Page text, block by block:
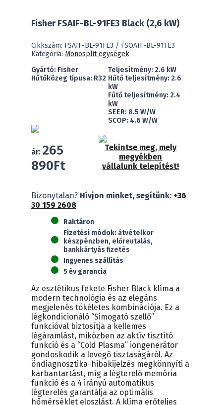
Fisher FSAIF-BL-91FE3 Black (2,6 kW)
Cikkszám: FSAIF-BL-91FE3 / FSOAIF-BL-91FE3
Kategória: Monosplit egységek
Gyártó: Fisher
Hűtőközeg típusa: R32
Teljesítmény: 2.6 kW
Hűtő teljesítmény: 2.6
kW
Fűtő teljesítmény: 2.4
kW
SEER: 8.5 W/W
SCOP: 4.6 W/W
ár: 265
890Ft
FSAIF-
BL-
mennyiség
Tekintse meg, mely
megyékben
vállalunk telepítést!
Bizonytalan? Hívjon minket, segítünk: +36
30 159 2608
Raktáron
Fizetési módok: átvételkor
készpénzben, előreutalás,
bankkártyás fizetés
Ingyenes szállítás
5 év garancia
Az esztétikus fekete Fisher Black klíma a
modern technológia és az elegáns
megjelenés tökéletes kombinációja. Ez a
légkondicionáló “Simogató szellő”
funkcióval biztosítja a kellemes
légáramlást, miközben az aktív tisztító
funkció és a “Cold Plasma” iongenerátor
gondoskodik a levegő tisztaságáról. Az
öndiagnosztika-hibakijelzés megkönnyíti a
karbantartást, míg a légterelő memória
funkció és a 4 irányú automatikus
légterelés garantálja az optimális
hőmérséklet eloszlást. A klíma erőteljes